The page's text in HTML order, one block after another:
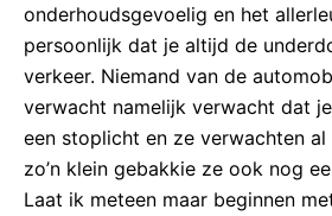
onderhoudsgevoelig en het
persoonlijk dat je altijd de
verkeer. Niemand van de
verwacht namelijk verwacht dat
een stoplicht en ze verwachten al
zo’n klein gebakkie ze ook nog
Laat ik meteen maar beginnen